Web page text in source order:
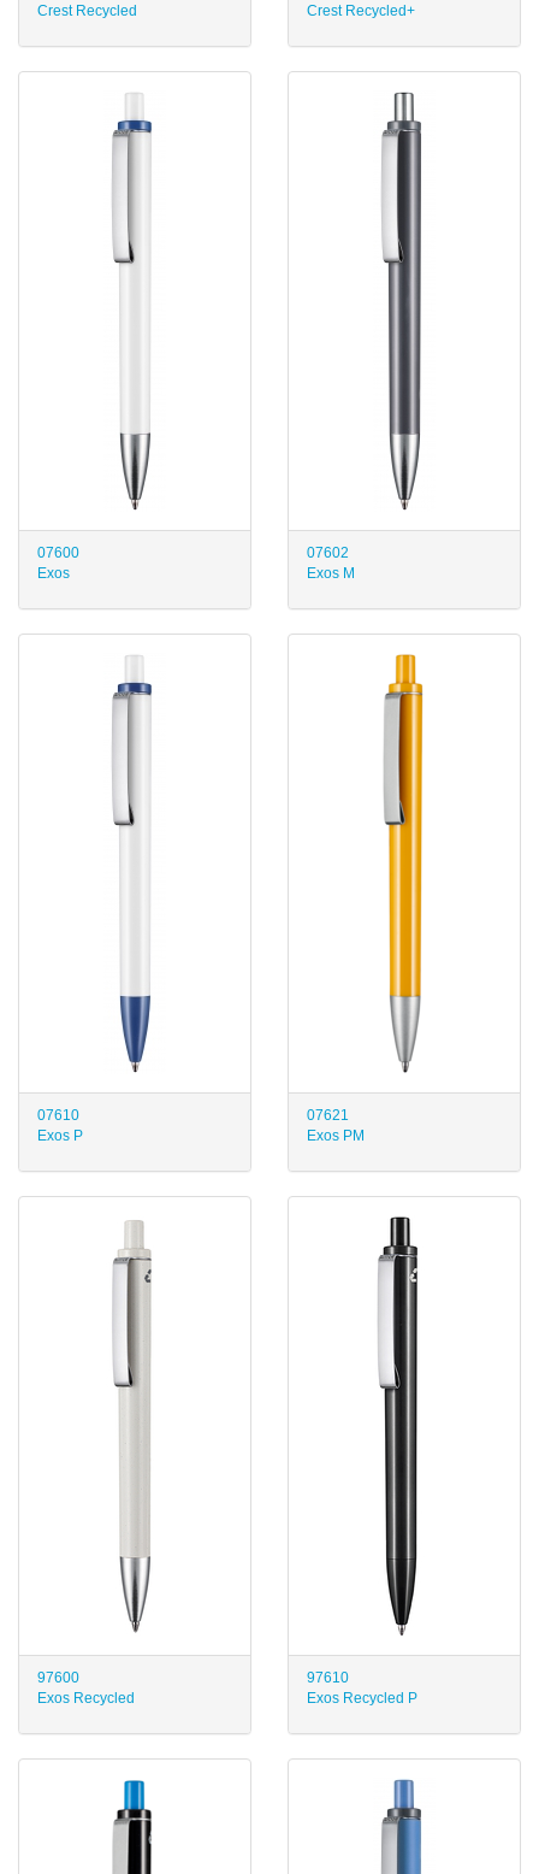
Crest Recycled
Crest Recycled+
07600
Exos
07602
Exos M
07610
Exos P
07621
Exos PM
97600
Exos Recycled
97610
Exos Recycled P